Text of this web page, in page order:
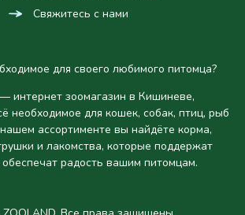
Свяжитесь с нами
для своего любимого питомца?
интернет зоомагазин в Кишиневе,
необходимое для кошек, собак, птиц, рыб
ассортименте вы найдёте корма,
и лакомства, которые поддержат
радость вашим питомцам.